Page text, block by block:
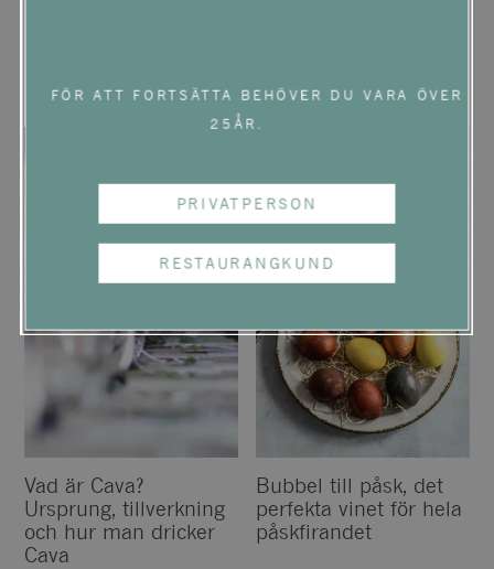
Vad är Cava?
Ursprung, tillverkning
och hur man dricker
Cava
Bubbel till påsk, det
perfekta vinet för hela
påskfirandet
FÖR ATT FORTSÄTTA BEHÖVER DU VARA ÖVER
25ÅR.
PRIVATPERSON
RESTAURANGKUND